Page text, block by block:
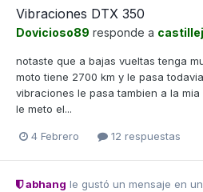
Vibraciones DTX 350
Dovicioso89 responde a
notaste que a bajas vueltas tenga
moto tiene 2700 km y le pasa
vibraciones le pasa tambien a la
le meto el...
4 Febrero 12 respuestas
abhang le gustó un mensaje en